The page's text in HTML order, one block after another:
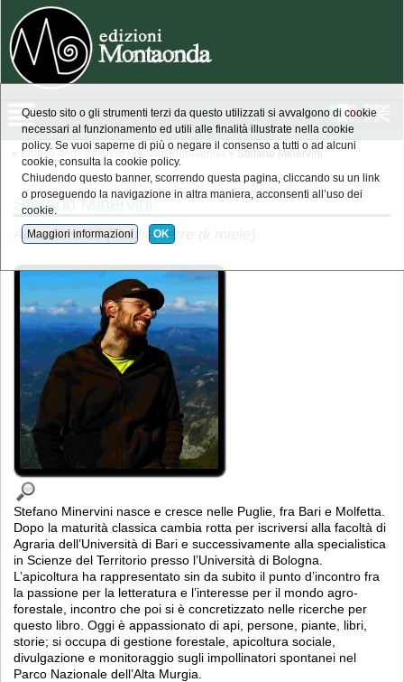
» Elenco degli autori di Edizioni Montaonda » Stefano Minervini
Stefano Minervini
Apicultura 10 (Puglie, terre di miele)
Stefano Minervini nasce e cresce nelle Puglie, fra Bari e Molfetta.
Dopo la maturità classica cambia rotta per iscriversi alla facoltà di
Agraria dell’Università di Bari e successivamente alla specialistica
in Scienze del Territorio presso l’Università di Bologna.
L’apicoltura ha rappresentato sin da subito il punto d’incontro fra
la passione per la letteratura e l’interesse per il mondo agro-
forestale, incontro che poi si è concretizzato nelle ricerche per
questo libro. Oggi è appassionato di api, persone, piante, libri,
storie; si occupa di gestione forestale, apicoltura sociale,
divulgazione e monitoraggio sugli impollinatori spontanei nel
Parco Nazionale dell’Alta Murgia.
Questo sito o gli strumenti terzi da questo utilizzati si avvalgono di cookie
necessari al funzionamento ed utili alle finalità illustrate nella cookie
policy. Se vuoi saperne di più o negare il consenso a tutti o ad alcuni
cookie, consulta la cookie policy.
Chiudendo questo banner, scorrendo questa pagina, cliccando su un link
o proseguendo la navigazione in altra maniera, acconsenti all’uso dei
cookie.
Maggiori informazioni OK